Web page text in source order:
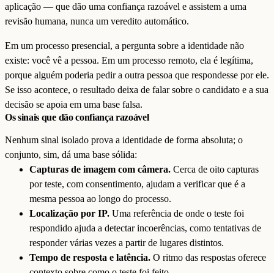
aplicação — que dão uma confiança razoável e assistem a uma
revisão humana, nunca um veredito automático.
Em um processo presencial, a pergunta sobre a identidade não
existe: você vê a pessoa. Em um processo remoto, ela é legítima,
porque alguém poderia pedir a outra pessoa que respondesse por ele.
Se isso acontece, o resultado deixa de falar sobre o candidato e a sua
decisão se apoia em uma base falsa.
Os sinais que dão confiança razoável
Nenhum sinal isolado prova a identidade de forma absoluta; o
conjunto, sim, dá uma base sólida:
Capturas de imagem com câmera. Cerca de oito capturas
por teste, com consentimento, ajudam a verificar que é a
mesma pessoa ao longo do processo.
Localização por IP. Uma referência de onde o teste foi
respondido ajuda a detectar incoerências, como tentativas de
responder várias vezes a partir de lugares distintos.
Tempo de resposta e latência. O ritmo das respostas oferece